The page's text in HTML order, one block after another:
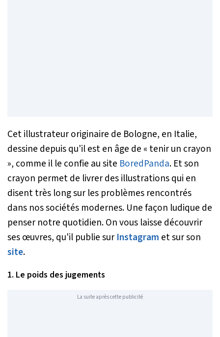
Cet illustrateur originaire de Bologne, en Italie,
dessine depuis qu'il est en âge de « tenir un crayon
», comme il le confie au site BoredPanda. Et son
crayon permet de livrer des illustrations qui en
disent très long sur les problèmes rencontrés
dans nos sociétés modernes. Une façon ludique de
penser notre quotidien. On vous laisse découvrir
ses œuvres, qu'il publie sur Instagram et sur son
site.
1. Le poids des jugements
La suite après cette publicité